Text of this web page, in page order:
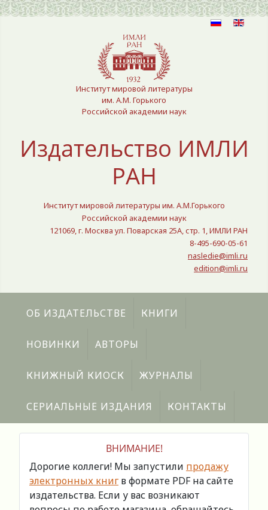
Выберите язык
Институт мировой литературы
им. А.М. Горького
Российской академии наук
Издательство ИМЛИ
РАН
Институт мировой литературы им. А.М.Горького
Российской академии наук
121069, г. Москва ул. Поварская 25A, стр. 1, ИМЛИ РАН
8-495-690-05-61
nasledie@imli.ru
edition@imli.ru
ОБ ИЗДАТЕЛЬСТВЕ КНИГИ
НОВИНКИ АВТОРЫ
КНИЖНЫЙ КИОСК ЖУРНАЛЫ
СЕРИАЛЬНЫЕ ИЗДАНИЯ КОНТАКТЫ
ВНИМАНИЕ!
Дорогие коллеги! Мы запустили продажу
электронных книг в формате PDF на сайте
издательства. Если у вас возникают